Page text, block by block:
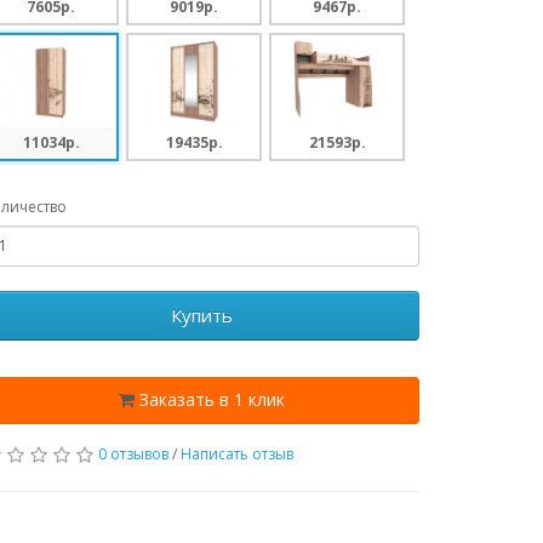
7605p. 9019p. 9467p.
11034p. 19435p. 21593p.
Купить
Заказать в 1 клик
0 отзывов/ Написать отзыв